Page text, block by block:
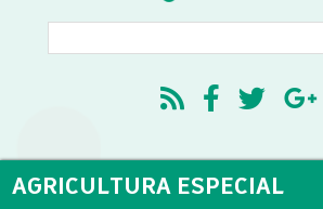
AGRICULTURA ESPECIAL